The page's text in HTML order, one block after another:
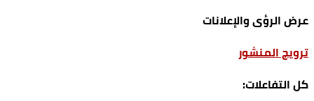
عرض الرؤى والإعلانات
ترويج المنشور
كل التفاعلات: